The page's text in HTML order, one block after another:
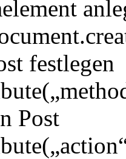
festlegen
Post